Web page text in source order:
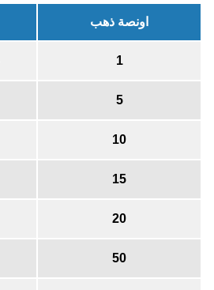
اونصة ذهب
1
5
10
15
20
50